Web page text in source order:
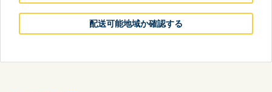
配送可能地域か確認する